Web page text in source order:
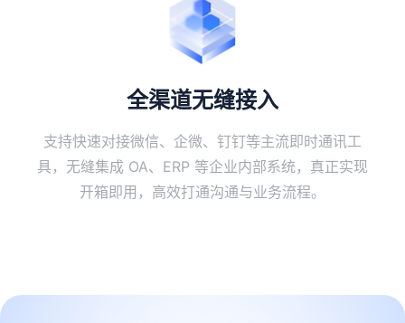
​全渠道无缝接入
支持快速对接微信、企微、钉钉等主流即时通讯工
具，无缝集成 OA、ERP 等企业内部系统，真正实现
开箱即用，高效打通沟通与业务流程。